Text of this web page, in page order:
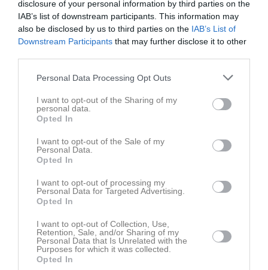
disclosure of your personal information by third parties on the
IAB’s list of downstream participants. This information may
also be disclosed by us to third parties on the IAB’s List of
Downstream Participants that may further disclose it to other
Personal Data Processing Opt Outs
I want to opt-out of the Sharing of my
personal data.
Opted In
I want to opt-out of the Sale of my
Personal Data.
Opted In
I want to opt-out of processing my
Personal Data for Targeted Advertising.
Opted In
I want to opt-out of Collection, Use,
Retention, Sale, and/or Sharing of my
Personal Data that Is Unrelated with the
Purposes for which it was collected.
Opted In
Hallå hej! Hur känns det att vara klar för Danmarks Dam? MI: Känns superbra, är taggad inför säsongen som kommer! Vad kan vi förvänta oss av dig? MI: Att jag kommer vara en bra lagkamrat och kommer alltid ge 100% Hur kommer det sig att du valde att spela med oss? MI: Fick ett superbra intryck av både tränare och spelare, en toppenstämning som kommer få glädjen för fotbollen att stanna kvar Har du någon dold talang? MI: Tycker om att skriva låtar ;) Har du någon hälsning till våra följare? MI: Vi ses på planen Välkommen till Danmarks Dam Moa!
Damseniorer